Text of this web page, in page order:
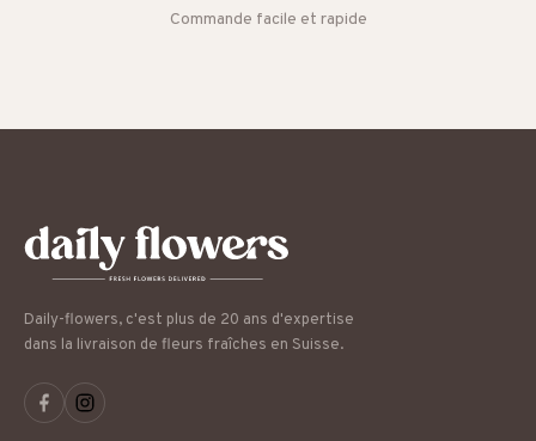
Commande facile et rapide
Daily-flowers, c'est plus de 20 ans d'expertise
dans la livraison de fleurs fraîches en Suisse.